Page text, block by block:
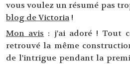
vous voulez un résumé pas
blog de Victoria !
Mon avis : j'ai adoré ! Tout
retrouvé la même
de l'intrigue pendant la